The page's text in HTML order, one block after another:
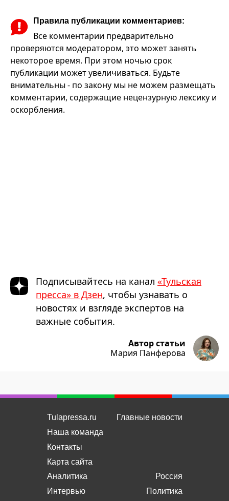
Правила публикации комментариев:
Все комментарии предварительно
проверяются модератором, это может занять
некоторое время. При этом ночью срок
публикации может увеличиваться. Будьте
внимательны - по закону мы не можем размещать
комментарии, содержащие нецензурную лексику и
оскорбления.
Подписывайтесь на канал «Тульская
пресса» в Дзен, чтобы узнавать о
новостях и взгляде экспертов на
важные события.
Автор статьи
Мария Панферова
Tulapressa.ru
Наша команда
Контакты
Карта сайта
Главные новости
Аналитика
Интервью
Россия
Политика